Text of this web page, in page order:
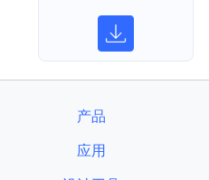
产品
应用